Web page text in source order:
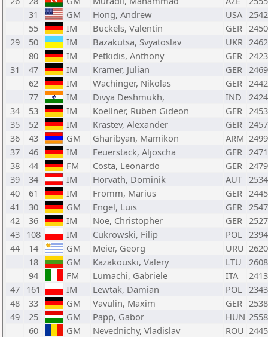
31
GM Hong, Andrew USA 2542
55
IM Buckels, Valentin GER 2450
29
50 IM Bazakutsa, Svyatoslav UKR 2462
80
IM Petkidis, Anthony GER 2423
31
47 IM Kramer, Julian GER 2469
62
IM Wachinger, Nikolas GER 2442
77
IM Divya Deshmukh, IND
2424
34
53 IM Koellner, Ruben Gideon GER 2453
35
52 IM Krastev, Alexander GER 2457
36
43 GM Gharibyan, Mamikon ARM 2499
37
46 IM Feuerstack, Aljoscha GER 2471
38
44 FM Costa, Leonardo GER 2479
39
34 IM Horvath, Dominik AUT 2534
40
61 IM Fromm, Marius GER 2445
41
30 GM Engel, Luis GER 2547
42
36 IM Noe, Christopher GER 2527
43 108 IM Cukrowski, Filip POL 2394
44
14 GM Meier, Georg URU 2620
18
GM Kazakouski, Valery LTU
2608
94
FM Lumachi, Gabriele ITA
2413
47 161 IM Lewtak, Damian POL 2343
48
33 GM Vavulin, Maxim GER 2538
49
25 GM Papp, Gabor HUN 2558
60
GM Nevednichy, Vladislav ROU 2445